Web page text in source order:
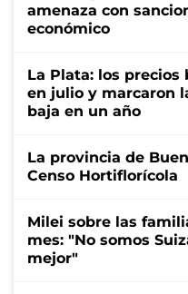
amenaza con
económico
La Plata: los precios
en julio y marcaron
baja en un año
La provincia de
Censo Hortiflorícola
Milei sobre las
mes: "No somos
mejor"